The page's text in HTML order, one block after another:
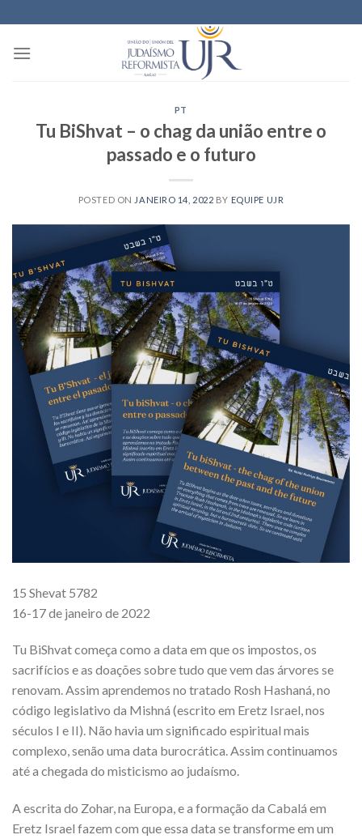
to
content
PT
Tu BiShvat – o chag da união entre o
passado e o futuro
POSTED ON JANEIRO 14, 2022 BY EQUIPE UJR
15 Shevat 5782
16-17 de janeiro de 2022
Tu BiShvat começa como a data em que os impostos, os
sacrifícios e as doações sobre tudo que vem das árvores se
renovam. Assim aprendemos no tratado Rosh Hashaná, no
código legislativo da Mishná (escrito em Eretz Israel, nos
séculos I e II). Não havia um significado espiritual mais
complexo, senão uma data burocrática. Assim continuamos
até a chegada do misticismo ao judaísmo.
A escrita do Zohar, na Europa, e a formação da Cabalá em
Eretz Israel fazem com que essa data se transforme em um